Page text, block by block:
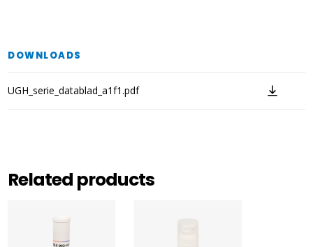
DOWNLOADS
UGH_serie_datablad_a1f1.pdf
Related products